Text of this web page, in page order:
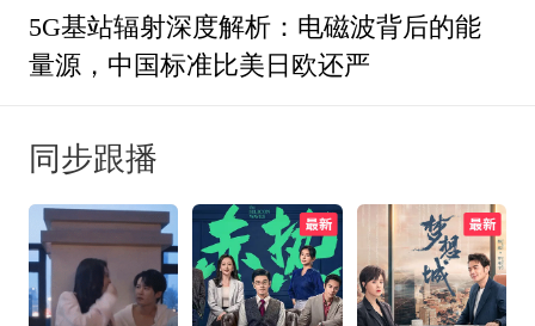
5G基站辐射深度解析：电磁波背后的能
量源，中国标准比美日欧还严
同步跟播